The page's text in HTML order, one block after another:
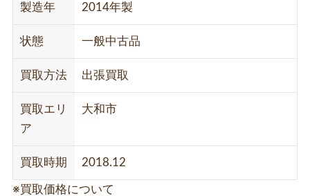
製造年 2014年製
状態 一般中古品
買取方法 出張買取
買取エリ
ア
大和市
買取時期 2018.12
※買取価格について